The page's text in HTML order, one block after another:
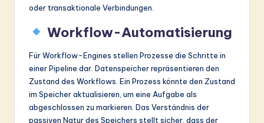
oder transaktionale Verbindungen.
Workflow-Automatisierung
Für Workflow-Engines stellen Prozesse die Schritte in
einer Pipeline dar. Datenspeicher repräsentieren den
Zustand des Workflows. Ein Prozess könnte den Zustand
im Speicher aktualisieren, um eine Aufgabe als
abgeschlossen zu markieren. Das Verständnis der
passiven Natur des Speichers stellt sicher, dass der